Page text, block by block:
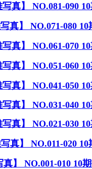
写真】 NO.081-090
写真】 NO.071-080
写真】 NO.061-070
写真】 NO.051-060
写真】 NO.041-050
写真】 NO.031-040
写真】 NO.021-030
写真】 NO.011-020
真】 NO.001-010 10